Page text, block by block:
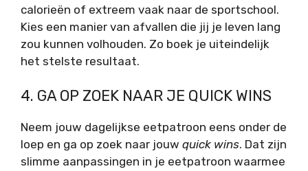
calorieën of extreem vaak naar de sportschool.
Kies een manier van afvallen die jij je leven lang
zou kunnen volhouden. Zo boek je uiteindelijk
het stelste resultaat.
4. GA OP ZOEK NAAR JE QUICK WINS
Neem jouw dagelijkse eetpatroon eens onder de
loep en ga op zoek naar jouw quick wins. Dat zijn
slimme aanpassingen in je eetpatroon waarmee